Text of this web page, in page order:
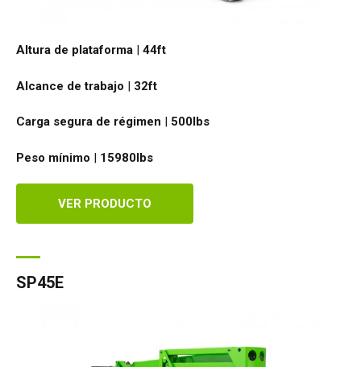
Altura de plataforma | 44ft
Alcance de trabajo | 32ft
Carga segura de régimen | 500lbs
Peso mínimo | 15980lbs
VER PRODUCTO
SP45E